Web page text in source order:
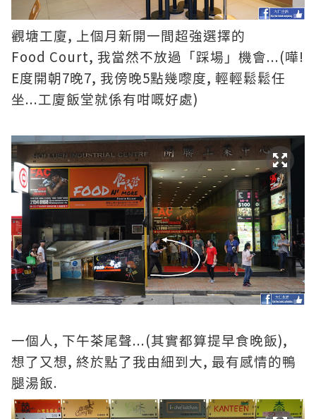
觀塘工廈, 上個月新開一間超強選擇的
Food Court, 我當然不放過「踩場」機會...(嘩!
E度開朝 7晚7, 我傍晚5點幾嚟度, 輕輕鬆鬆任
坐...工廈飯堂就係有咁嘅好處)
一個人, 下午茶尾聲...(其實都算提早食晚飯),
想了又想, 終於點了我由細到大, 最有感情的鴨
腿湯飯.